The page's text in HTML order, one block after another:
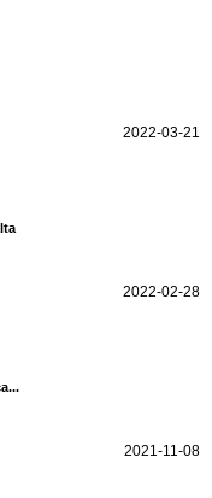
2022-03-21
2022-02-28
2021-11-08